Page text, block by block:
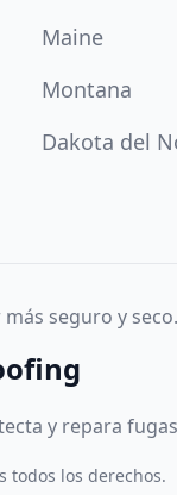
Maine
Montana
Dakota del
seguro y seco.
y repara
todos los derechos.